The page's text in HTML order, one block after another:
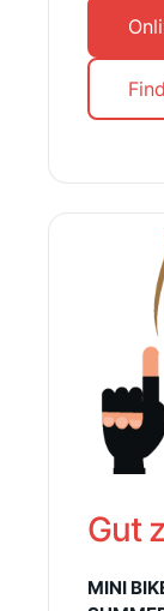
Gut
MINI